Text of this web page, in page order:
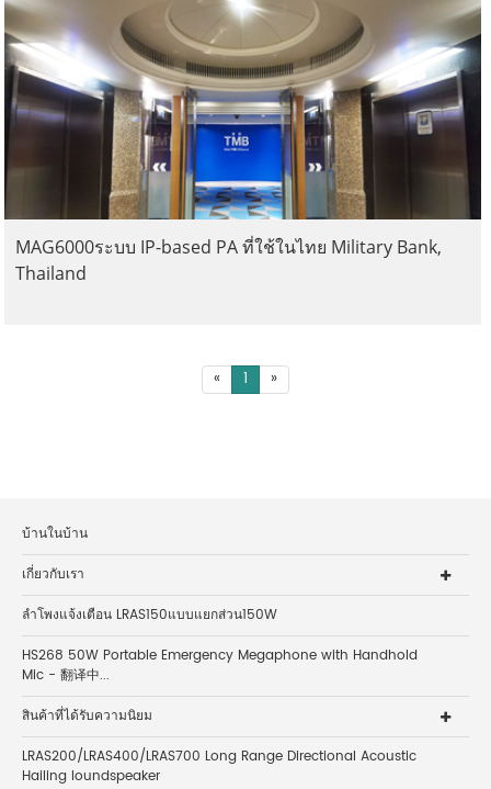
MAG6000ระบบ IP-based PA ที่ใช้ในไทย Military Bank,
Thailand
« 1 »
บ้านในบ้าน
เกี่ยวกับเรา
ลำโพงแจ้งเตือน LRAS150แบบแยกส่วน150W
HS268 50W Portable Emergency Megaphone with Handhold
Mic - 翻译中...
สินค้าที่ได้รับความนิยม
LRAS200/LRAS400/LRAS700 Long Range Directional Acoustic
Hailing loundspeaker